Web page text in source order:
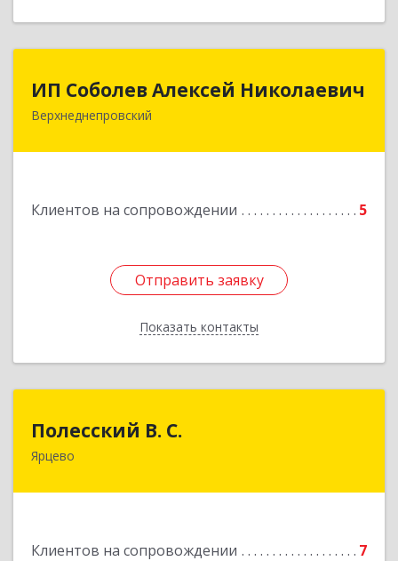
ИП Соболев Алексей Николаевич
Верхнеднепровский
Клиентов на сопровождении 5
Отправить заявку
Показать контакты
ИП Соболев Алексей Николаевич
Отправить заявку
Назад
Полесский В. С.
Ярцево
Клиентов на сопровождении 7